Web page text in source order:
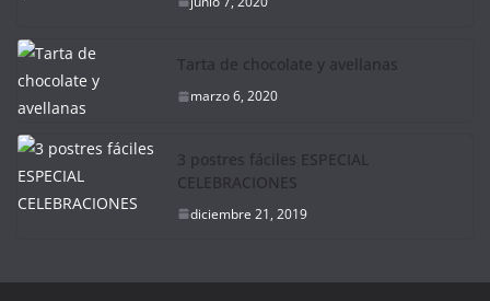
Tarta de chocolate y avellanas
marzo 6, 2020
3 postres fáciles ESPECIAL
CELEBRACIONES
diciembre 21, 2019